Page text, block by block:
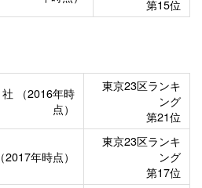
第15位
社
（2016年時
点）
東京23区ランキ
ング
第21位
（2017年時点）
東京23区ランキ
ング
第17位